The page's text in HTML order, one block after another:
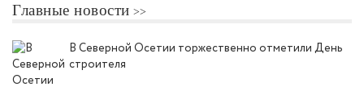
Главные новости
В Северной Осетии торжественно отметили День
строителя